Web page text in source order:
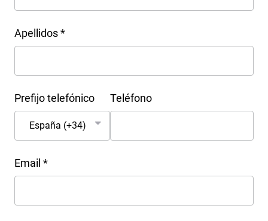
Apellidos *
Prefijo telefónico Teléfono
Email *